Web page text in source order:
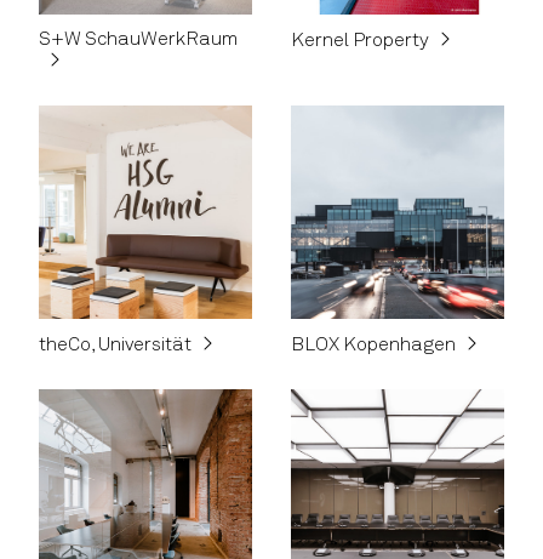
S+W SchauWerkRaum Kernel Property
theCo, Universität BLOX Kopenhagen